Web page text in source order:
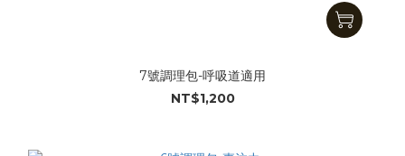
7號調理包-呼吸道適用
NT$1,200